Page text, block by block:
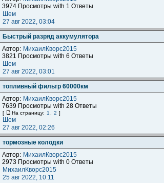
3974 Просмотры with 1 Ответы
Шем
27 авг 2022, 03:04
Быстрый разряд аккумулятора
Автор: МихаилКворс2015
3821 Просмотры with 6 Ответы
Шем
27 авг 2022, 03:01
топливный фильтр 60000км
Автор: МихаилКворс2015
7639 Просмотры with 28 Ответы
[ На страницу: 1 2 ]
Шем
27 авг 2022, 02:26
тормозные колодки
Автор: МихаилКворс2015
2973 Просмотры with 0 Ответы
МихаилКворс2015
25 авг 2022, 10:11